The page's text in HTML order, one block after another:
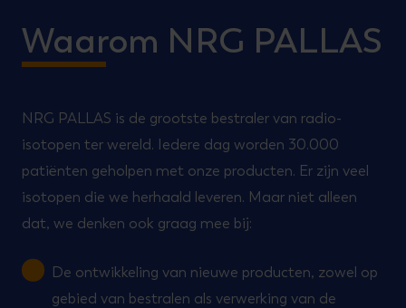
Waarom NRG PALLAS
NRG PALLAS is de grootste bestraler van radio-
isotopen ter wereld. Iedere dag worden 30.000
patiënten geholpen met onze producten. Er zijn veel
isotopen die we herhaald leveren. Maar niet alleen
dat, we denken ook graag mee bij:
De ontwikkeling van nieuwe producten, zowel op
gebied van bestralen als verwerking van de